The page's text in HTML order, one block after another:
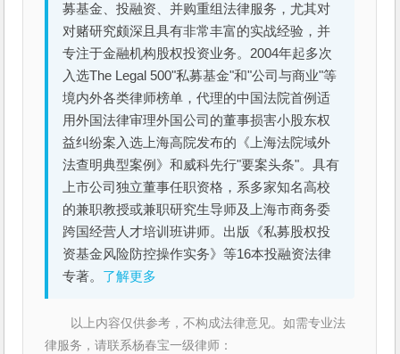
募基金、投融资、并购重组法律服务，尤其对
对赌研究颇深且具有非常丰富的实战经验，并
专注于金融机构股权投资业务。2004年起多次
入选The Legal 500"私募基金"和"公司与商业"等
境内外各类律师榜单，代理的中国法院首例适
用外国法律审理外国公司的董事损害小股东权
益纠纷案入选上海高院发布的《上海法院域外
法查明典型案例》和威科先行"要案头条"。具有
上市公司独立董事任职资格，系多家知名高校
的兼职教授或兼职研究生导师及上海市商务委
跨国经营人才培训班讲师。出版《私募股权投
资基金风险防控操作实务》等16本投融资法律
专著。 了解更多
以上内容仅供参考，不构成法律意见。如需专业法
律服务，请联系杨春宝一级律师：